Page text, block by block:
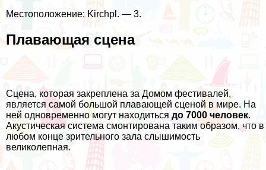
Местоположение: Kirchpl. — 3.
Плавающая сцена
Сцена, которая закреплена за Домом фестивалей,
является самой большой плавающей сценой в мире. На
ней одновременно могут находиться до 7000 человек.
Акустическая система смонтирована таким образом, что в
любом конце зрительного зала слышимость
великолепная.